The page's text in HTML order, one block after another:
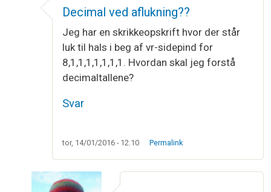
Decimal ved aflukning??
Jeg har en skrikkeopskrift hvor der står
luk til hals i beg af vr-sidepind for
8,1,1,1,1,1,1,1. Hvordan skal jeg forstå
decimaltallene?
Svar
tor, 14/01/2016 - 12:10 Permalink